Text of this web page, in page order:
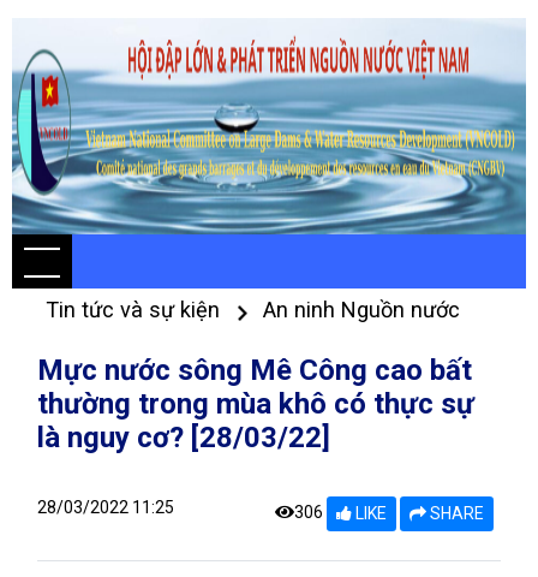
Tin tức và sự kiện An ninh Nguồn nước
Mực nước sông Mê Công cao bất
thường trong mùa khô có thực sự
là nguy cơ? [28/03/22]
28/03/2022 11:25 306 LIKE SHARE